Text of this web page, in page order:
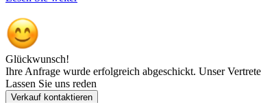
Glückwunsch!
Ihre Anfrage wurde erfolgreich abgeschickt. Unser
Lassen Sie uns reden
Verkauf kontaktieren